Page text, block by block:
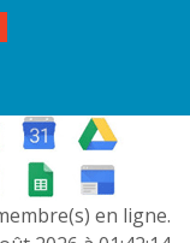
en ligne.